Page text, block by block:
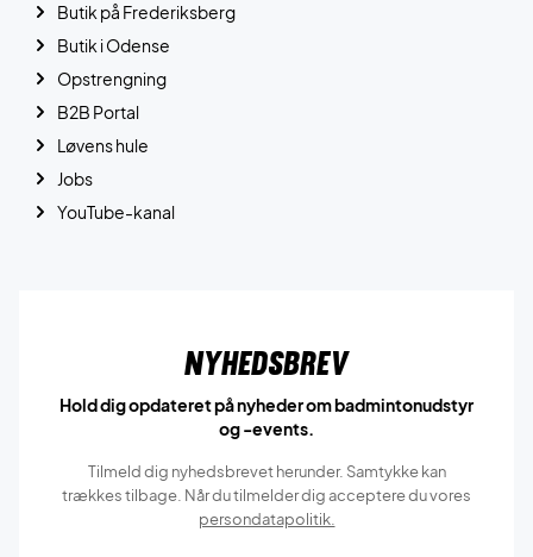
Butik på Frederiksberg
Butik i Odense
Opstrengning
B2B Portal
Løvens hule
Jobs
YouTube-kanal
Nyhedsbrev
Hold dig opdateret på nyheder om badmintonudstyr
og -events.
Tilmeld dig nyhedsbrevet herunder. Samtykke kan
trækkes tilbage. Når du tilmelder dig acceptere du vores
persondatapolitik.